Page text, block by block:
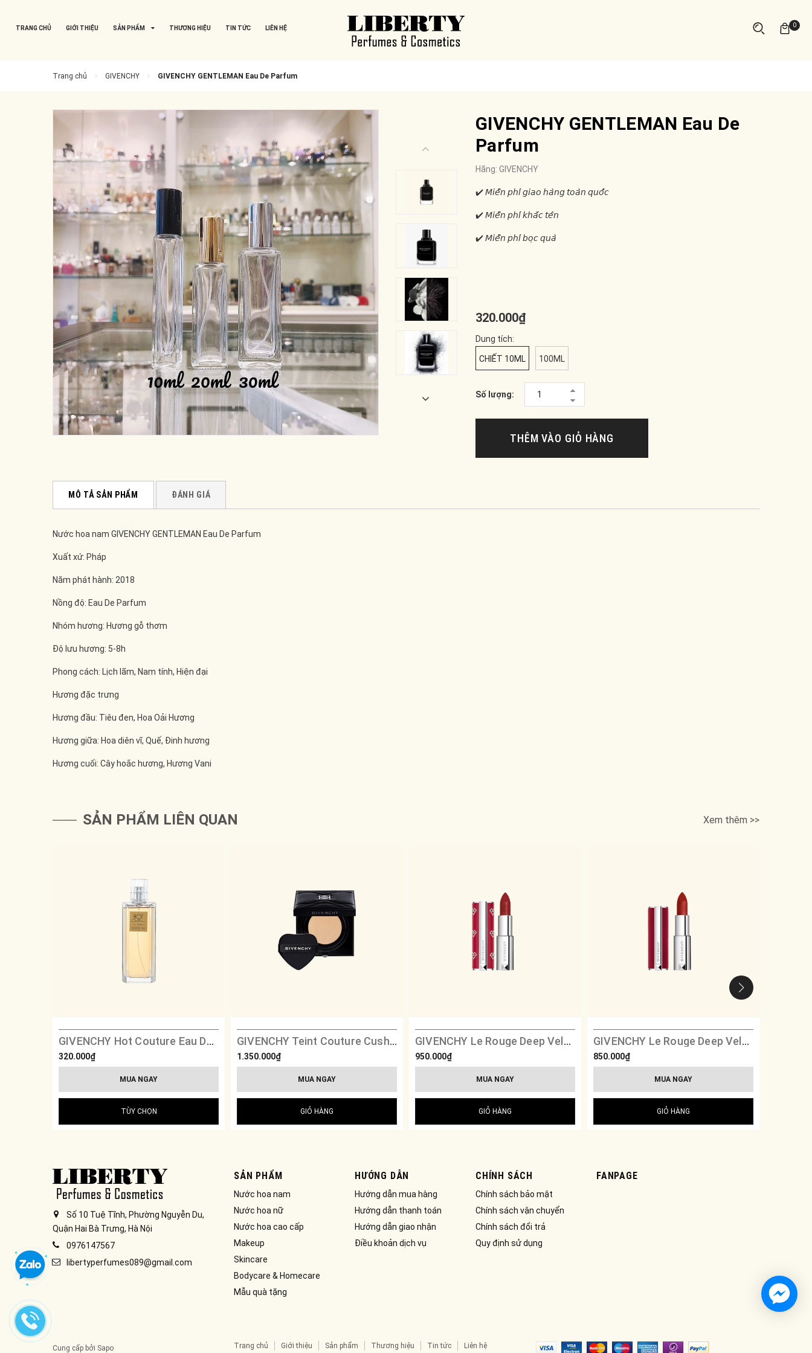
TRANG CHỦ GIỚI THIỆU SẢN PHẨM THƯƠNG HIỆU TIN TỨC LIÊN HỆ 0
Trang chủ GIVENCHY GIVENCHY GENTLEMAN Eau De Parfum
GIVENCHY GENTLEMAN Eau De
Parfum
Hãng: GIVENCHY
✔️ 𝘔𝘪𝘦̂̃𝘯 𝘱𝘩𝘪́ 𝘨𝘪𝘢𝘰 𝘩𝘢̀𝘯𝘨 𝘵𝘰𝘢̀𝘯 𝘲𝘶𝘰̂́𝘤
✔️ 𝘔𝘪𝘦̂̃𝘯 𝘱𝘩𝘪́ 𝘬𝘩𝘢̆́𝘤 𝘵𝘦̂𝘯
✔️ 𝘔𝘪𝘦̂̃𝘯 𝘱𝘩𝘪́ 𝘣𝘰̣𝘤 𝘲𝘶𝘢̀
320.000₫
Dung tích:
CHIẾT 10ML 100ML
Số lượng:
THÊM VÀO GIỎ HÀNG
MÔ TẢ SẢN PHẨM ĐÁNH GIÁ
Nước hoa nam GIVENCHY GENTLEMAN Eau De Parfum
Xuất xứ: Pháp
Năm phát hành: 2018
Nồng độ: Eau De Parfum
Nhóm hương: Hương gỗ thơm
Độ lưu hương: 5-8h
Phong cách: Lịch lãm, Nam tính, Hiện đại
Hương đặc trưng
Hương đầu: Tiêu đen, Hoa Oải Hương
Hương giữa: Hoa diên vĩ, Quế, Đinh hương
Hương cuối: Cây hoắc hương, Hương Vani
SẢN PHẨM LIÊN QUAN Xem thêm >>
GIVENCHY Hot Couture Eau De Parfum
320.000₫
MUA NGAY
TÙY CHỌN
GIVENCHY Teint Couture Cushion Couture Capsule Edition
1.350.000₫
MUA NGAY
GIỎ HÀNG
GIVENCHY Le Rouge Deep Velvet - 37 Rouge Graine (Limited Edition)
950.000₫
MUA NGAY
GIỎ HÀNG
GIVENCHY Le Rouge Deep Velvet - 37 Rouge Graine
850.000₫
MUA NGAY
GIỎ HÀNG
Số 10 Tuệ Tĩnh, Phường Nguyễn Du,
Quận Hai Bà Trưng, Hà Nội
0976147567
libertyperfumes089@gmail.com
SẢN PHẨM
Nước hoa nam
Nước hoa nữ
Nước hoa cao cấp
Makeup
Skincare
Bodycare & Homecare
Mẫu quà tặng
HƯỚNG DẪN
Hướng dẫn mua hàng
Hướng dẫn thanh toán
Hướng dẫn giao nhận
Điều khoản dịch vụ
CHÍNH SÁCH
Chính sách bảo mật
Chính sách vận chuyển
Chính sách đổi trả
Quy định sử dụng
FANPAGE
Cung cấp bởi Sapo Trang chủ Giới thiệu Sản phẩm Thương hiệu Tin tức Liên hệ